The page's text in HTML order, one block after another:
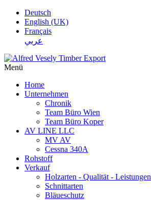
Deutsch
English (UK)
Français
عربي
Menü
Home
Unternehmen
Chronik
Team Büro Wien
Team Büro Koper
AV LINE LLC
MV AV
Cessna 340A
Rohstoff
Verkauf
Holzarten - Qualität - Leistungen
Schnittarten
Bläueschutz